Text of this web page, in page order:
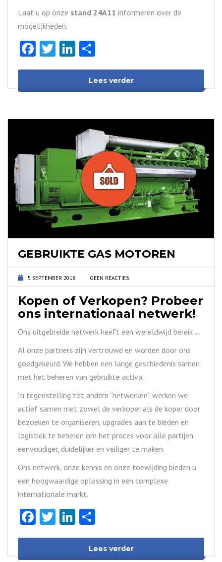
Laat u op onze stand 24A11 informeren over de
mogelijkheden.
Facebook
TwitterLinkedIn
Lees verder
GEBRUIKTE GAS MOTOREN
5 SEPTEMBER 2018 GEEN REACTIES
Kopen of Verkopen? Probeer
ons internationaal netwerk!
Ons uitgebreide netwerk heeft een wereldwijd bereik …
Al onze partners zijn vertrouwd en worden door ons
goedgekeurd. We hebben een lange geschiedenis samen
met het beheren van gebruikte activa.
In tegenstelling tot andere “netwerken” werken we
actief samen met zowel de verkoper als de koper door
bezoeken te organiseren, upgrades aan te bieden en
logistiek te beheren om het proces voor alle partijen
eenvoudiger, duidelijker en veiliger te maken.
Ons netwerk, onze kennis en onze toewijding bieden u
een hoogwaardige oplossing in een complexe
internationale markt.
Facebook
TwitterLinkedIn
Lees verder